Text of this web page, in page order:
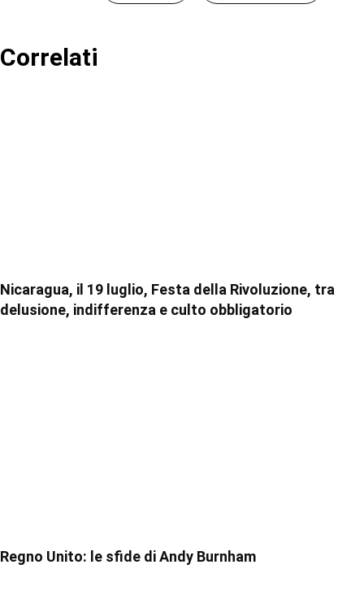
Correlati
Nicaragua, il 19 luglio, Festa della Rivoluzione, tra
delusione, indifferenza e culto obbligatorio
Regno Unito: le sfide di Andy Burnham